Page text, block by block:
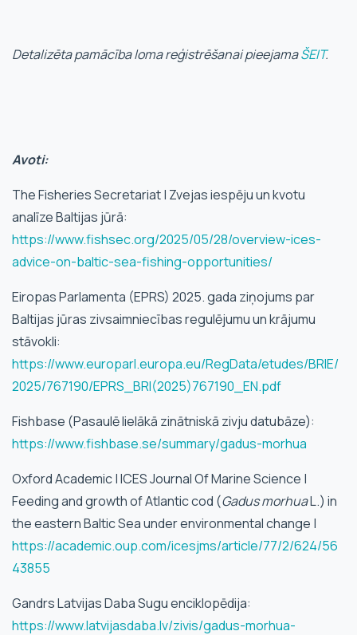
Detalizēta pamācība loma reģistrēšanai pieejamaŠEIT.
Avoti:
The Fisheries Secretariat | Zvejas iespēju un kvotu
analīze Baltijas jūrā:
https://www.fishsec.org/2025/05/28/overview-ices-
advice-on-baltic-sea-fishing-opportunities/
Eiropas Parlamenta (EPRS) 2025. gada ziņojums par
Baltijas jūras zivsaimniecības regulējumu un krājumu
stāvokli:
https://www.europarl.europa.eu/RegData/etudes/BRIE/
2025/767190/EPRS_BRI(2025)767190_EN.pdf
Fishbase (Pasaulē lielākā zinātniskā zivju datubāze):
https://www.fishbase.se/summary/gadus-morhua
Oxford Academic | ICES Journal Of Marine Science |
Feeding and growth of Atlantic cod (Gadus morhuaL.) in
the eastern Baltic Sea under environmental change |
https://academic.oup.com/icesjms/article/77/2/624/56
43855
Gandrs Latvijas Daba Sugu enciklopēdija:
https://www.latvijasdaba.lv/zivis/gadus-morhua-